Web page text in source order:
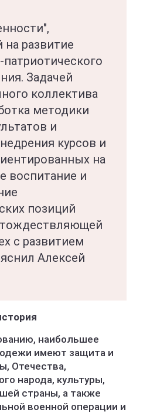
развитие
Задачей
коллектива
методики
и
курсов и
на
воспитание и
позиций
с развитием
Алексей
наибольшее
имеют защита и
Отечества,
народа, культуры,
страны, а также
военной операции и